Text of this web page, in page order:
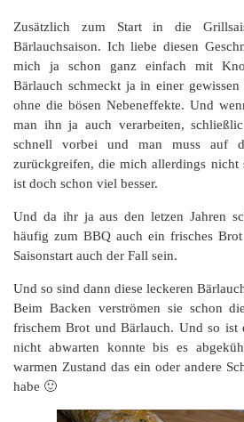
Zusätzlich zum Start in die
Bärlauchsaison. Ich liebe diesen
mich ja schon ganz einfach mit
Bärlauch schmeckt ja in einer gewissen
ohne die bösen Nebeneffekte. Und
man ihn ja auch verarbeiten,
schnell vorbei und man muss auf
zurückgreifen, die mich allerdings nicht
ist doch schon viel besser.
Und da ihr ja aus den letzen Jahren
häufig zum BBQ auch ein frisches
Saisonstart auch der Fall sein.
Und so sind dann diese leckeren
Beim Backen verströmen sie schon
frischem Brot und Bärlauch. Und so ist
nicht abwarten konnte bis es
warmen Zustand das ein oder andere
habe 🙂